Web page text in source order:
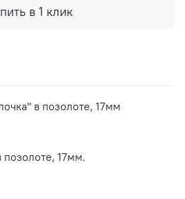
в 1 клик
в позолоте, 17мм
17мм.